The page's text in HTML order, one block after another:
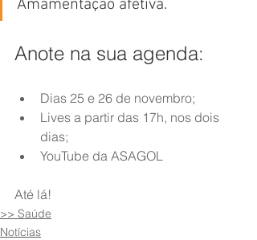
Amamentação afetiva.
Anote na sua agenda:
Dias 25 e 26 de novembro;
Lives a partir das 17h, nos dois
dias;
YouTube da ASAGOL
Até lá!
>> Saúde
Notícias